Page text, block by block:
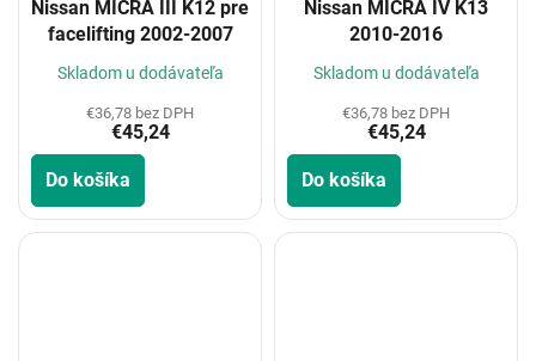
Nissan MICRA III K12 pre
facelifting 2002-2007
Skladom u dodávateľa
€36,78 bez DPH
€45,24
Do košíka
Nissan MICRA IV K13
2010-2016
Skladom u dodávateľa
€36,78 bez DPH
€45,24
Do košíka